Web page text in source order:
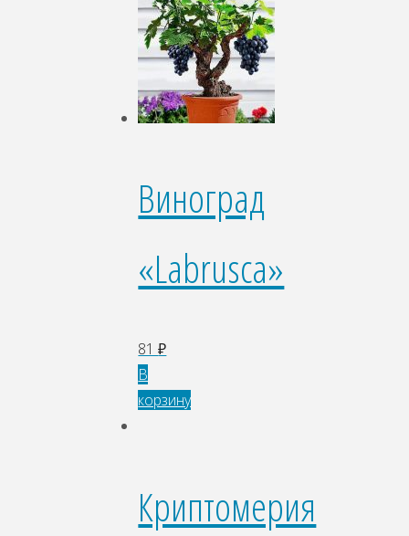
Виноград
«Labrusca»
81₽
В
корзину
Криптомерия